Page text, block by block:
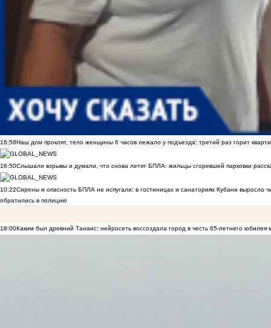
16:58Наш дом проклят, тело женщины 6 часов лежало у подъезда: третий раз горит
16:50Слышали взрывы и думали, что снова летят БПЛА: жильцы сгоревшей парковки
10:22Сирены и опасность БПЛА не испугали: в гостиницах и санаториях Кубани выросло
обратились в полицию
18:00Каким был древний Танаис: нейросеть воссоздала город в честь 65-летнего юбилея